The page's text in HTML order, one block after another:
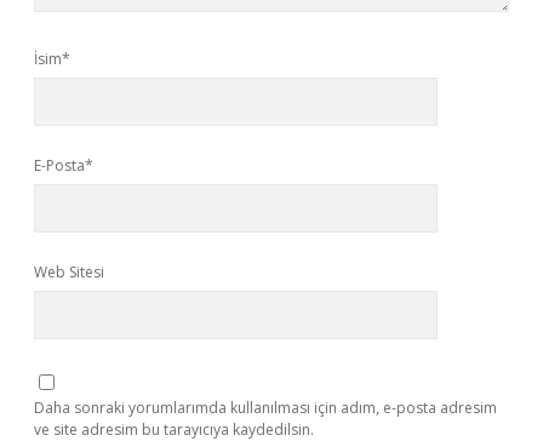
İsim*
E-Posta*
Web Sitesi
Daha sonraki yorumlarımda kullanılması için adım, e-posta adresim
ve site adresim bu tarayıcıya kaydedilsin.